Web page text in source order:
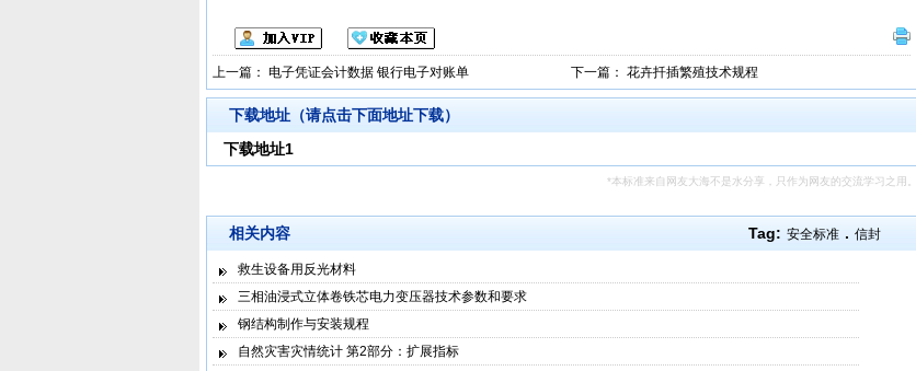
下一篇： 花卉扦插繁殖技术规程
上一篇： 电子凭证会计数据 银行电子对账单
下载地址（请点击下面地址下载）
下载地址1
*本标准来自网友大海不是水分享，只作为网友的交流学习之用。
Tag: 安全标准 . 信封
相关内容
救生设备用反光材料
三相油浸式立体卷铁芯电力变压器技术参数和要求
钢结构制作与安装规程
自然灾害灾情统计 第2部分：扩展指标